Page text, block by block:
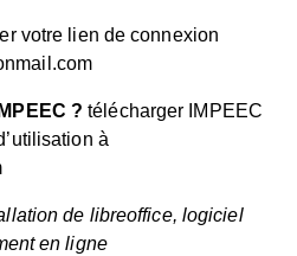
votre lien de connexion
? télécharger IMPEEC
à
de libreoffice, logiciel
en ligne